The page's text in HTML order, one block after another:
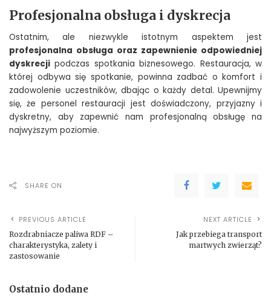
Profesjonalna obsługa i dyskrecja
Ostatnim, ale niezwykle istotnym aspektem jest
profesjonalna obsługa oraz zapewnienie odpowiedniej
dyskrecji podczas spotkania biznesowego. Restauracja, w
której odbywa się spotkanie, powinna zadbać o komfort i
zadowolenie uczestników, dbając o każdy detal. Upewnijmy
się, że personel restauracji jest doświadczony, przyjazny i
dyskretny, aby zapewnić nam profesjonalną obsługę na
najwyższym poziomie.
SHARE ON
PREVIOUS ARTICLE
Rozdrabniacze paliwa RDF –
charakterystyka, zalety i
zastosowanie
NEXT ARTICLE
Jak przebiega transport
martwych zwierząt?
Ostatnio dodane